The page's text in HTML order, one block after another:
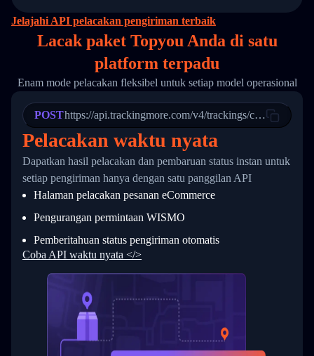
16
17
21
22
23
24
25
27
28
29
31
33
34
        "itemTimeLength": 2,
        "weblink": "",
        "phone": null,
        "trackinfo": [
          {
            "Date": "2017-03-08 04: 22: 00",
"StatusDescription": "Departed
"Details": "Departed Facility
          },
          {
            "Date": "2017-03-06 15:28:00",
"StatusDescription": "Shipment
"Details": "BEIJING-
          }
        ]
      }
  }
}
Jelajahi API pelacakan pengiriman terbaik
Lacak paket Topyou Anda di satu
platform terpadu
Enam mode pelacakan fleksibel untuk setiap model operasional
POSThttps://api.trackingmore.com/v4/trackings/create
Pelacakan waktu nyata
Dapatkan hasil pelacakan dan pembaruan status instan untuk
setiap pengiriman hanya dengan satu panggilan API
Halaman pelacakan pesanan eCommerce
Pengurangan permintaan WISMO
Pemberitahuan status pengiriman otomatis
Coba API waktu nyata </>